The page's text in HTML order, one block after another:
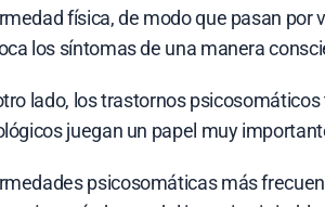
física, de modo que pasan por
los síntomas de una manera
lado, los trastornos
juegan un papel muy
psicosomáticas más